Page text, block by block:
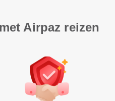
Airpaz reizen